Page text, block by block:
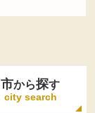
市から探す
city search